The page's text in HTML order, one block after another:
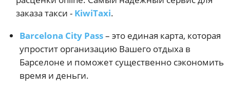
заказа такси - KiwiTaxi.
Barcelona City Pass– это единая карта, которая
упростит организацию Вашего отдыха в
Барселоне и поможет существенно сэкономить
время и деньги.